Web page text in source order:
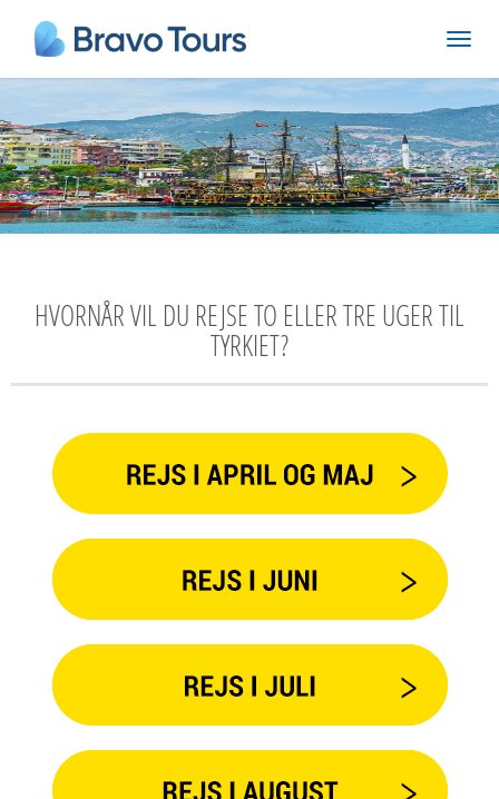
HVORNÅR VIL DU REJSE TO ELLER TRE UGER TIL
TYRKIET?